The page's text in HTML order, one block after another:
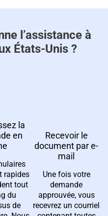
l’assistance à
États-Unis ?
la
en
rapides
tout
du
de
Recevoir le
document par e-
mail
Une fois votre
demande
approuvée, vous
recevrez un courriel